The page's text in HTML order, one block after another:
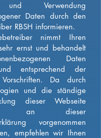
und Verwendung
Daten durch den
RBSH informieren.
nimmt Ihren
ernst und behandelt
Daten
entsprechend der
Vorschriften. Da durch
und die ständige
dieser Webseite
an dieser
vorgenommen
empfehlen wir Ihnen